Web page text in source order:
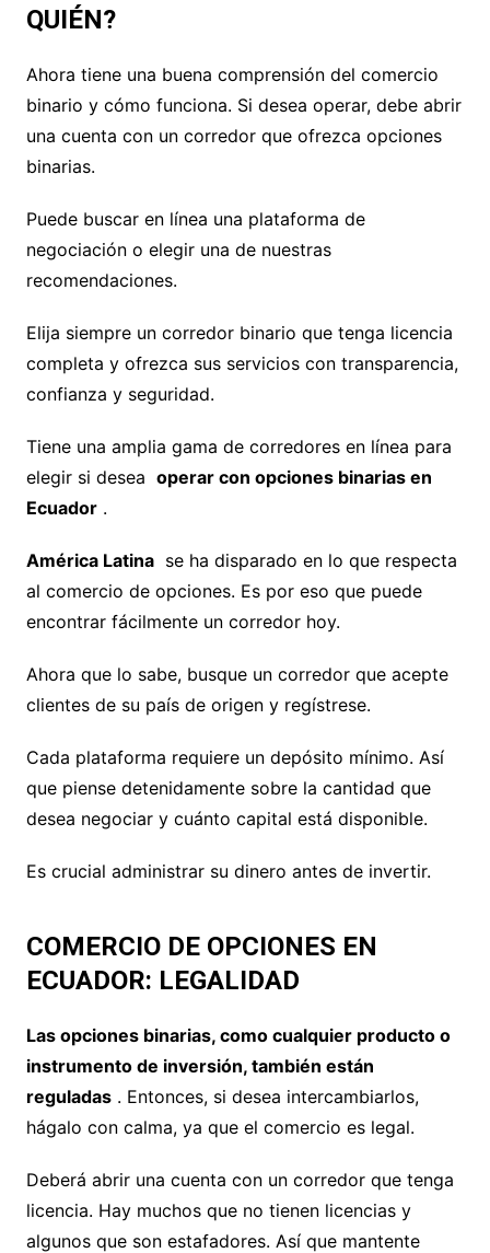
QUIÉN?
Ahora tiene una buena comprensión del comercio
binario y cómo funciona. Si desea operar, debe abrir
una cuenta con un corredor que ofrezca opciones
binarias.
Puede buscar en línea una plataforma de
negociación o elegir una de nuestras
recomendaciones.
Elija siempre un corredor binario que tenga licencia
completa y ofrezca sus servicios con transparencia,
confianza y seguridad.
Tiene una amplia gama de corredores en línea para
elegir si desea operar con opciones binarias en
Ecuador.
América Latinase ha disparado en lo que respecta
al comercio de opciones. Es por eso que puede
encontrar fácilmente un corredor hoy.
Ahora que lo sabe, busque un corredor que acepte
clientes de su país de origen y regístrese.
Cada plataforma requiere un depósito mínimo. Así
que piense detenidamente sobre la cantidad que
desea negociar y cuánto capital está disponible.
Es crucial administrar su dinero antes de invertir.
COMERCIO DE OPCIONES EN
ECUADOR: LEGALIDAD
Las opciones binarias, como cualquier producto o
instrumento de inversión, también están
reguladas. Entonces, si desea intercambiarlos,
hágalo con calma, ya que el comercio es legal.
Deberá abrir una cuenta con un corredor que tenga
licencia. Hay muchos que no tienen licencias y
algunos que son estafadores. Así que mantente